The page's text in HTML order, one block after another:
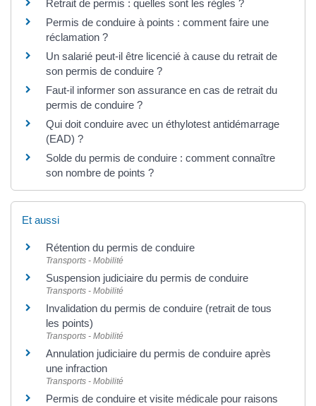
Retrait de permis : quelles sont les règles ?
Permis de conduire à points : comment faire une
réclamation ?
Un salarié peut-il être licencié à cause du retrait de
son permis de conduire ?
Faut-il informer son assurance en cas de retrait du
permis de conduire ?
Qui doit conduire avec un éthylotest antidémarrage
(EAD) ?
Solde du permis de conduire : comment connaître
son nombre de points ?
Et aussi
Rétention du permis de conduire
Transports - Mobilité
Suspension judiciaire du permis de conduire
Transports - Mobilité
Invalidation du permis de conduire (retrait de tous
les points)
Transports - Mobilité
Annulation judiciaire du permis de conduire après
une infraction
Transports - Mobilité
Permis de conduire et visite médicale pour raisons